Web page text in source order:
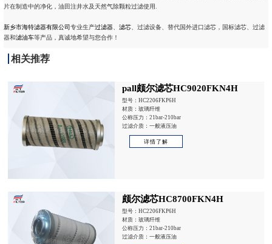
片在制造中的净化，油田注井水及天然气除颗粒过滤使用.
新乡市海特滤器有限公司专业生产过滤器、 滤芯、过滤设备、替代国外进口滤芯，国标滤芯、过滤
器和滤油车等产品，真诚地希望与您合作！
相关推荐
pall颇尔滤芯HC9020FKN4H
型号：HC2206FKP6H
材质：玻璃纤维
公称压力：21bar-210bar
过滤介质：一般液压油
详情了解
颇尔滤芯HC8700FKN4H
型号：HC2206FKP6H
材质：玻璃纤维
公称压力：21bar-210bar
过滤介质：一般液压油